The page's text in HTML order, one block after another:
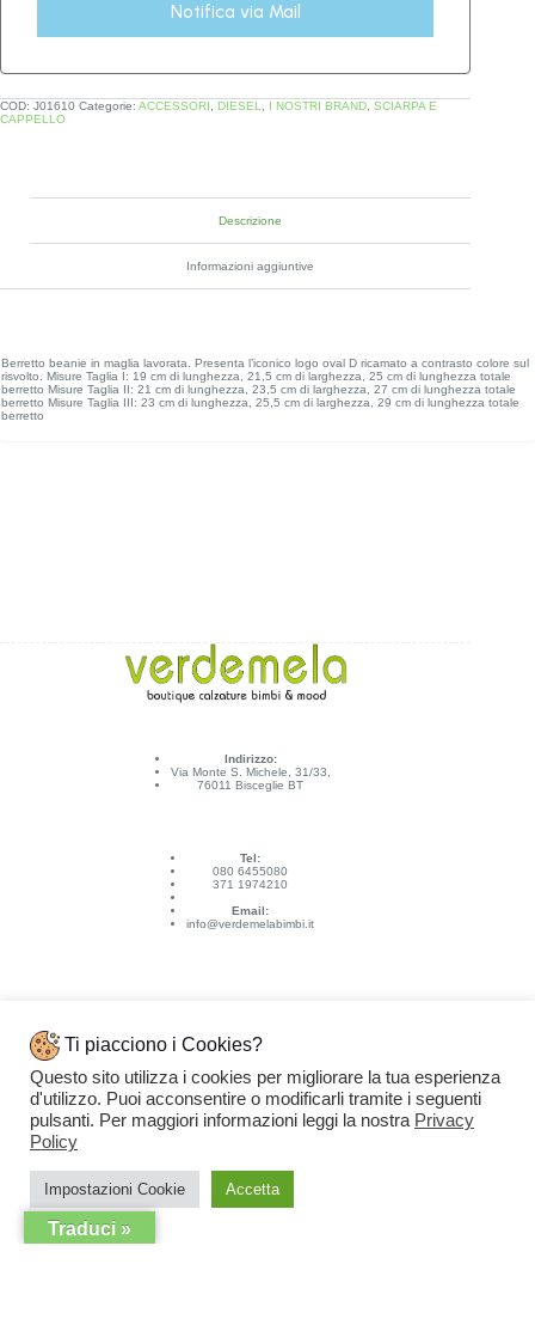
Notifica via Mail
COD: J01610 Categorie: ACCESSORI DIESEL I NOSTRI BRAND SCIARPA E
CAPPELLO
Descrizione
Informazioni aggiuntive
Berretto beanie in maglia lavorata. Presenta l’iconico logo oval D ricamato a contrasto colore sul
risvolto. Misure Taglia I: 19 cm di lunghezza, 21,5 cm di larghezza, 25 cm di lunghezza totale
berretto Misure Taglia II: 21 cm di lunghezza, 23,5 cm di larghezza, 27 cm di lunghezza totale
berretto Misure Taglia III: 23 cm di lunghezza, 25,5 cm di larghezza, 29 cm di lunghezza totale
berretto
Indirizzo:
Via Monte S. Michele, 31/33,
76011 Bisceglie BT
Tel:
080 6455080
371 1974210
Email:
info@verdemelabimbi.it
Link Utili
Spedizioni e pagamenti
Condizioni di vendita
Ti piacciono i Cookies?
Questo sito utilizza i cookies per migliorare la tua esperienza
d'utilizzo. Puoi acconsentire o modificarli tramite i seguenti
pulsanti. Per maggiori informazioni leggi la nostra Privacy
Policy
Impostazioni Cookie Accetta
Traduci »